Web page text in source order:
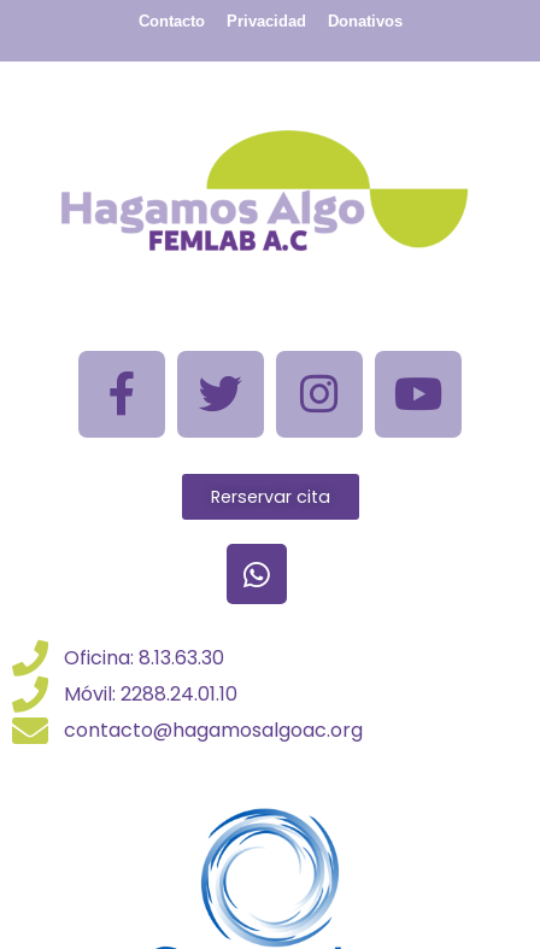
Contacto Privacidad Donativos
Rerservar cita
Oficina: 8.13.63.30
Móvil: 2288.24.01.10
contacto@hagamosalgoac.org